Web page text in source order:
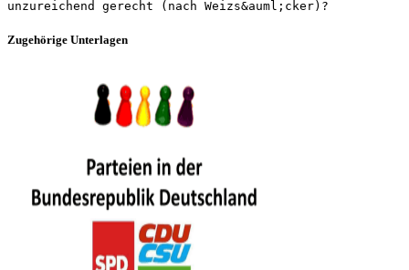
Zugehörige Unterlagen